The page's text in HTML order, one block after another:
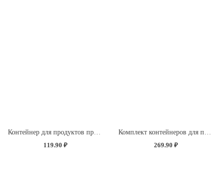
Контейнер для продуктов прямоугольный 0,85л с декором "Розы" (светло-розовый)
119.90 ₽
Комплект контейнеров для продуктов прямоугольных 3 шт. (0,5л+0,85л+1,5л) (светло-розовый)
269.90 ₽